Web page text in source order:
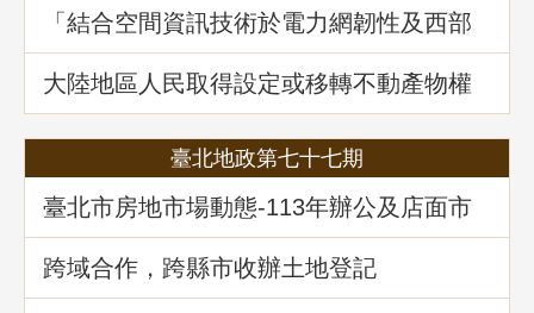
「結合空間資訊技術於電力網韌性及西部
海域離岸風力發電選址風險分析」地政講
堂回顧
大陸地區人民取得設定或移轉不動產物權
之許可及管理
臺北地政第七十七期
臺北市房地市場動態-113年辦公及店面市
場
跨域合作，跨縣市收辦土地登記